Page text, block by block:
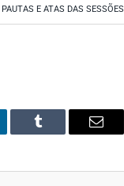
PAUTAS E ATAS DAS SESSÕES
Tumblr
E-